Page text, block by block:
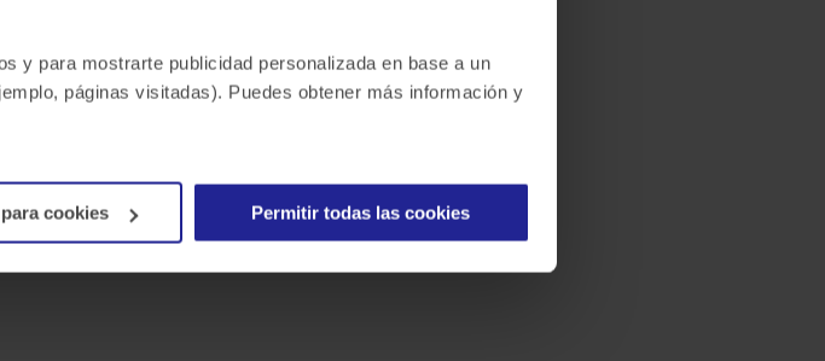
y para mostrarte publicidad personalizada en base a un
páginas visitadas). Puedes obtener más información y
cookies Permitir todas las cookies